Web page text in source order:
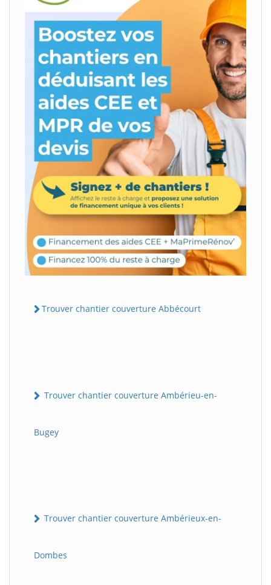
Trouver chantier couverture Abbécourt
Trouver chantier couverture Ambérieu-en-
Bugey
Trouver chantier couverture Ambérieux-en-
Dombes